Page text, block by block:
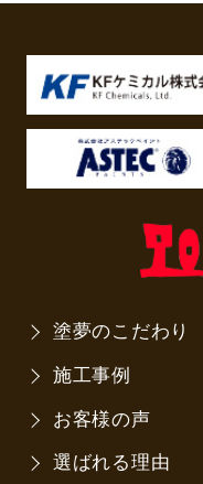
塗夢のこだわり
施工事例
お客様の声
選ばれる理由